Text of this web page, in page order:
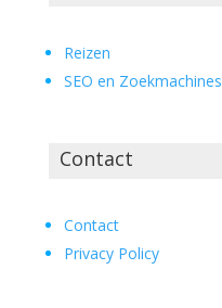
Reizen
SEO en Zoekmachines
Contact
Contact
Privacy Policy